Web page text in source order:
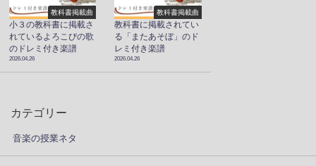
教科書掲載曲
小３の教科書に掲載さ
れているよろこびの歌
のドレミ付き楽譜
2026.04.26
教科書掲載曲
教科書に掲載されてい
る「またあそぼ」のド
レミ付き楽譜
2026.04.26
カテゴリー
音楽の授業ネタ